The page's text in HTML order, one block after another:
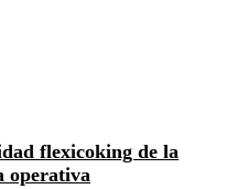
flexicoking de la
operativa